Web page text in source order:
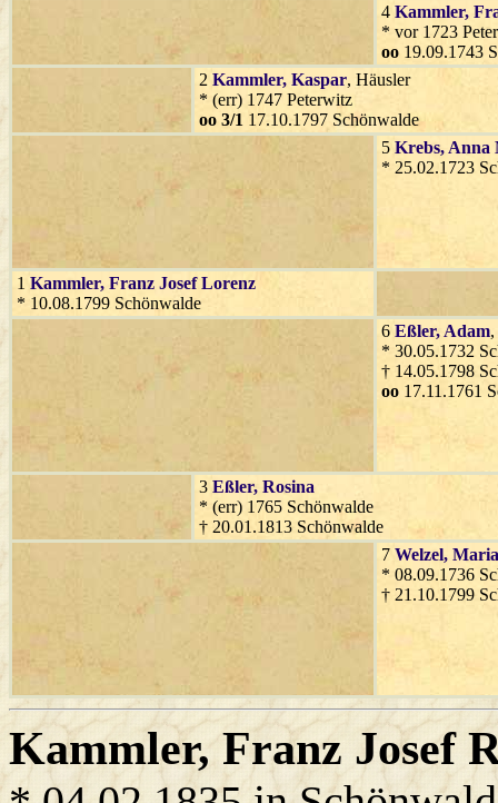
4 Kammler,
* vor 1723
oo 19.09.1743
2 Kammler, Kaspar, Häusler
* (err) 1747 Peterwitz
oo 3/1 17.10.1797 Schönwalde
5 Krebs, Anna
* 25.02.1723
1 Kammler, Franz Josef Lorenz
* 10.08.1799 Schönwalde
6 Eßler, Adam
* 30.05.1732
† 14.05.1798
oo 17.11.1761
3 Eßler, Rosina
* (err) 1765 Schönwalde
† 20.01.1813 Schönwalde
7 Welzel, Maria
* 08.09.1736
† 21.10.1799
Kammler, Franz Josef